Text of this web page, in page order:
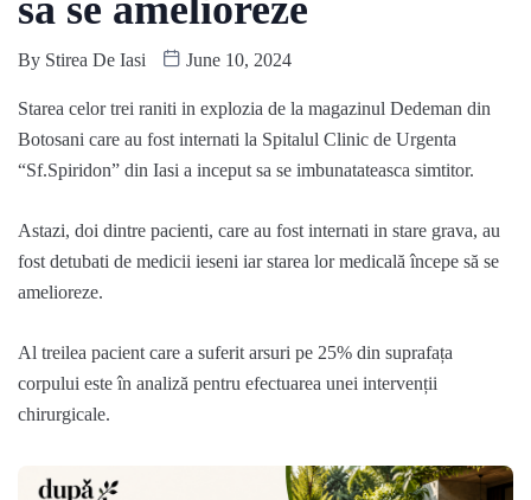
sa se amelioreze
By Stirea De Iasi June 10, 2024
Starea celor trei raniti in explozia de la magazinul Dedeman din
Botosani care au fost internati la Spitalul Clinic de Urgenta
“Sf.Spiridon” din Iasi a inceput sa se imbunatateasca simtitor.
Astazi, doi dintre pacienti, care au fost internati in stare grava, au
fost detubati de medicii ieseni iar starea lor medicală începe să se
amelioreze.
Al treilea pacient care a suferit arsuri pe 25% din suprafața
corpului este în analiză pentru efectuarea unei intervenții
chirurgicale.